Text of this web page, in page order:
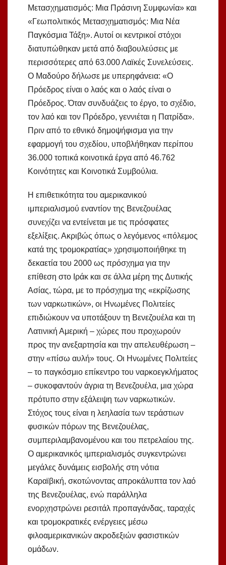
Μετασχηματισμός: Μια Πράσινη Συμφωνία» και
«Γεωπολιτικός Μετασχηματισμός: Μια Νέα
Παγκόσμια Τάξη». Αυτοί οι κεντρικοί στόχοι
διατυπώθηκαν μετά από διαβουλεύσεις με
περισσότερες από 63.000 Λαϊκές Συνελεύσεις.
Ο Μαδούρο δήλωσε με υπερηφάνεια: «Ο
Πρόεδρος είναι ο λαός και ο λαός είναι ο
Πρόεδρος. Όταν συνδυάζεις το έργο, το σχέδιο,
τον λαό και τον Πρόεδρο, γεννιέται η Πατρίδα».
Πριν από το εθνικό δημοψήφισμα για την
εφαρμογή του σχεδίου, υποβλήθηκαν περίπου
36.000 τοπικά κοινοτικά έργα από 46.762
Κοινότητες και Κοινοτικά Συμβούλια.
Η επιθετικότητα του αμερικανικού
ιμπεριαλισμού εναντίον της Βενεζουέλας
συνεχίζει να εντείνεται με τις πρόσφατες
εξελίξεις. Ακριβώς όπως ο λεγόμενος «πόλεμος
κατά της τρομοκρατίας» χρησιμοποιήθηκε τη
δεκαετία του 2000 ως πρόσχημα για την
επίθεση στο Ιράκ και σε άλλα μέρη της Δυτικής
Ασίας, τώρα, με το πρόσχημα της «εκρίζωσης
των ναρκωτικών», οι Ηνωμένες Πολιτείες
επιδιώκουν να υποτάξουν τη Βενεζουέλα και τη
Λατινική Αμερική – χώρες που προχωρούν
προς την ανεξαρτησία και την απελευθέρωση –
στην «πίσω αυλή» τους. Οι Ηνωμένες Πολιτείες
– το παγκόσμιο επίκεντρο του ναρκοεγκλήματος
– συκοφαντούν άγρια τη Βενεζουέλα, μια χώρα
πρότυπο στην εξάλειψη των ναρκωτικών.
Στόχος τους είναι η λεηλασία των τεράστιων
φυσικών πόρων της Βενεζουέλας,
συμπεριλαμβανομένου και του πετρελαίου της.
Ο αμερικανικός ιμπεριαλισμός συγκεντρώνει
μεγάλες δυνάμεις εισβολής στη νότια
Καραϊβική, σκοτώνοντας απροκάλυπτα τον λαό
της Βενεζουέλας, ενώ παράλληλα
ενορχηστρώνει ρεσιτάλ προπαγάνδας, ταραχές
και τρομοκρατικές ενέργειες μέσω
φιλοαμερικανικών ακροδεξιών φασιστικών
ομάδων.